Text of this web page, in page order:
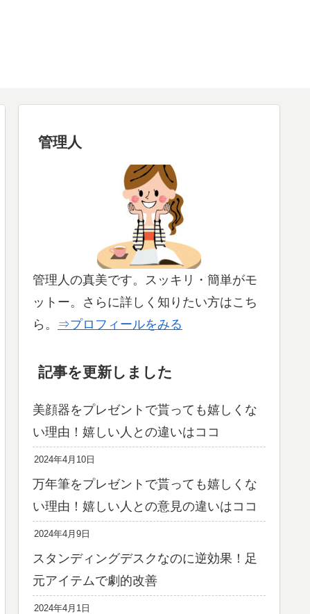
管理人
管理人の真美です。スッキリ・簡単がモ
ットー。さらに詳しく知りたい方はこち
ら。 ⇒プロフィールをみる
記事を更新しました
美顔器をプレゼントで貰っても嬉しくな
い理由！嬉しい人との違いはココ
2024年4月10日
万年筆をプレゼントで貰っても嬉しくな
い理由！嬉しい人との意見の違いはココ
2024年4月9日
スタンディングデスクなのに逆効果！足
元アイテムで劇的改善
2024年4月1日